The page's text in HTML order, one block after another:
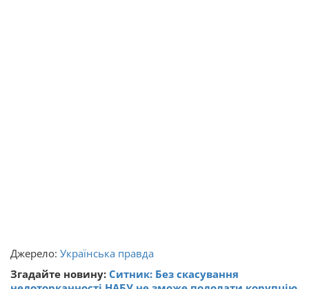
Джерело: Українська правда
Згадайте новину: Ситник: Без скасування